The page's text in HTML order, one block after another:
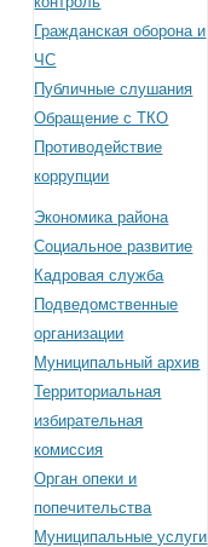
Гражданская оборона и
ЧС
Публичные слушания
Обращение с ТКО
Противодействие
коррупции
Экономика района
Социальное развитие
Кадровая служба
Подведомственные
организации
Муниципальный архив
Территориальная
избирательная
комиссия
Орган опеки и
попечительства
Муниципальные услуги